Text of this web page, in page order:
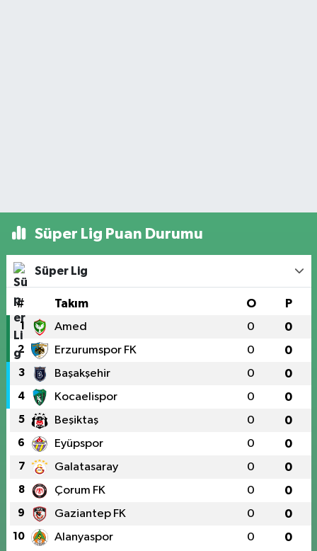
Süper Lig Puan Durumu
Süper Lig
# Takım O P
1 Amed 0 0
2 Erzurumspor FK 0 0
3 Başakşehir 0 0
4 Kocaelispor 0 0
5 Beşiktaş 0 0
6 Eyüpspor 0 0
7 Galatasaray 0 0
8 Çorum FK 0 0
9 Gaziantep FK 0 0
10 Alanyaspor 0 0